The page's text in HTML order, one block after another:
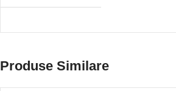
Produse Similare